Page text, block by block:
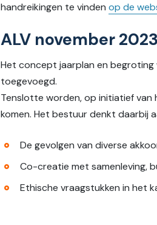
handreikingen te vinden op de
ALV november 2023
Het concept jaarplan en begroting
toegevoegd.
Tenslotte worden, op initiatief
komen. Het bestuur denkt daarbij
De gevolgen van diverse
Co-creatie met samenleving,
Ethische vraagstukken in het